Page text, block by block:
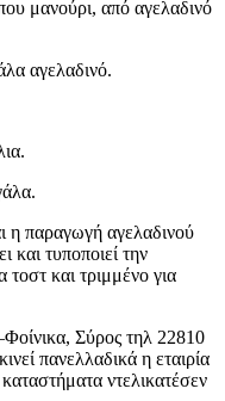
μανούρι, από αγελαδινό
αγελαδινό.
η παραγωγή αγελαδινού
και τυποποιεί την
και τριμμένο για
Σύρος τηλ 22810
πανελλαδικά η εταιρία
ντελικατέσεν